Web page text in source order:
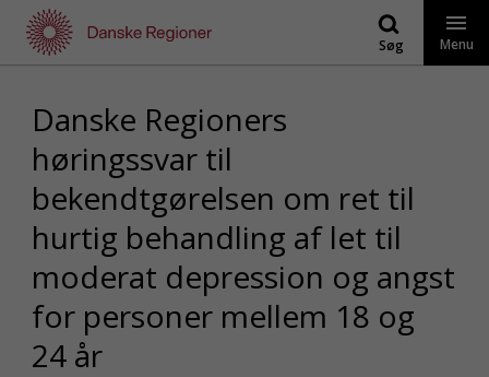
indhold
Søg Menu
Danske Regioners
høringssvar til
bekendtgørelsen om ret til
hurtig behandling af let til
moderat depression og angst
for personer mellem 18 og
24 år